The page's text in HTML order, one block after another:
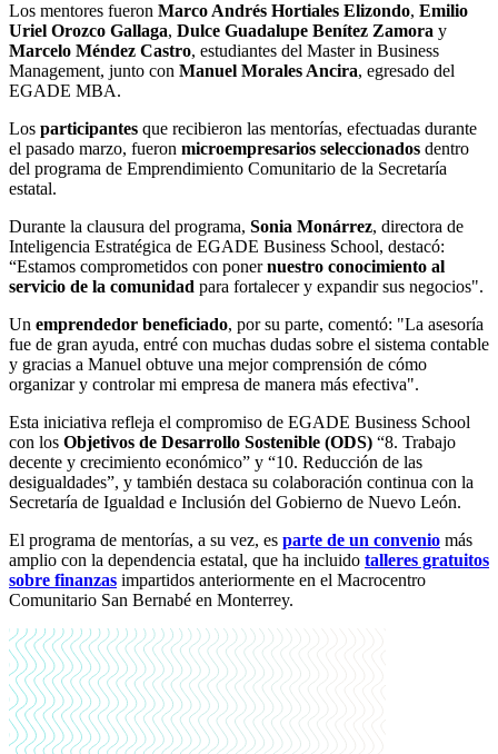
Los mentores fueron Marco Andrés Hortiales Elizondo, Emilio
Uriel Orozco Gallaga, Dulce Guadalupe Benítez Zamora y
Marcelo Méndez Castro, estudiantes del Master in Business
Management, junto con Manuel Morales Ancira, egresado del
EGADE MBA.
Los participantes que recibieron las mentorías, efectuadas durante
el pasado marzo, fueron microempresarios seleccionados dentro
del programa de Emprendimiento Comunitario de la Secretaría
estatal.
Durante la clausura del programa, Sonia Monárrez, directora de
Inteligencia Estratégica de EGADE Business School, destacó:
“Estamos comprometidos con ponernuestro conocimiento al
servicio de la comunidad para fortalecer y expandir sus negocios".
Un emprendedor beneficiado, por su parte, comentó: "La asesoría
fue de gran ayuda, entré con muchas dudas sobre el sistema contable
y gracias a Manuel obtuve una mejor comprensión de cómo
organizar y controlar mi empresa de manera más efectiva".
Esta iniciativa refleja el compromiso de EGADE Business School
con los Objetivos de Desarrollo Sostenible (ODS) “8. Trabajo
decente y crecimiento económico” y “10. Reducción de las
desigualdades”, y también destaca su colaboración continua con la
Secretaría de Igualdad e Inclusión del Gobierno de Nuevo León.
El programa de mentorías, a su vez, es parte de un convenio más
amplio con la dependencia estatal, que ha incluido talleres gratuitos
sobre finanzas impartidos anteriormente en el Macrocentro
Comunitario San Bernabé en Monterrey.